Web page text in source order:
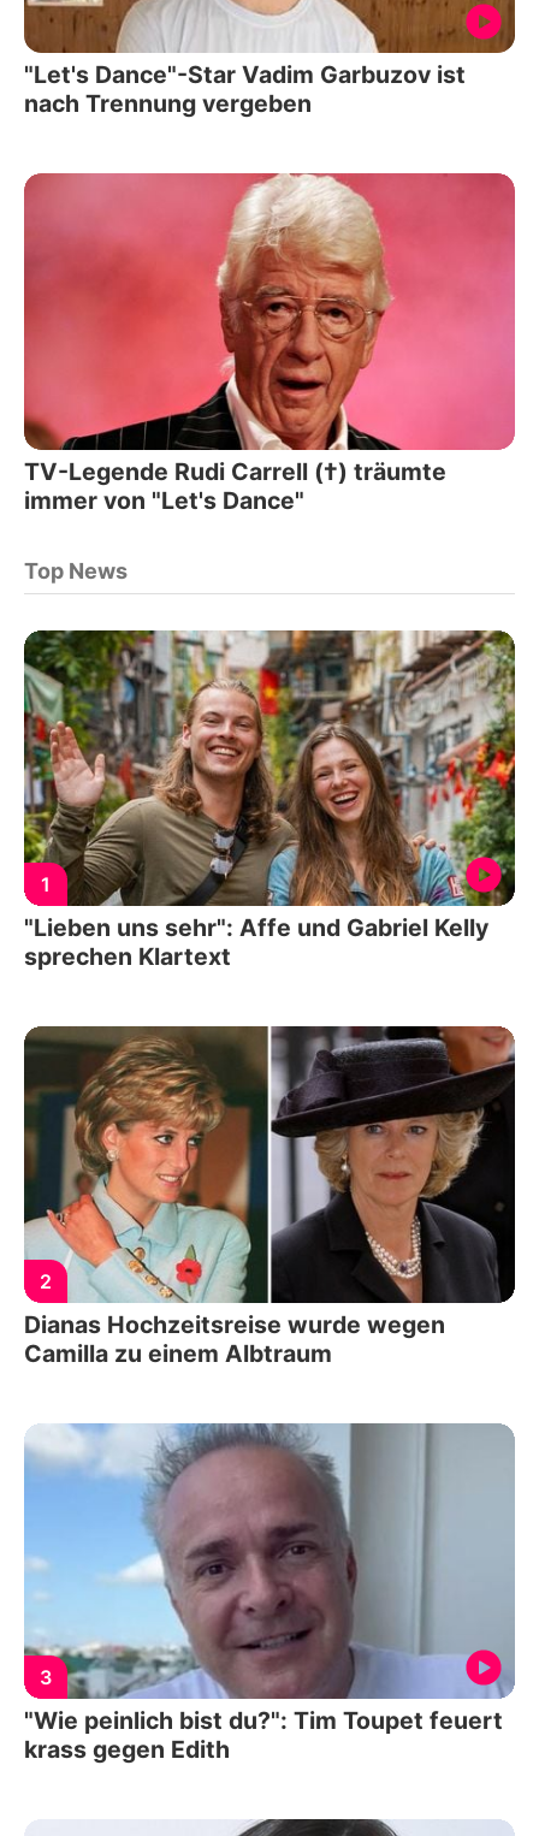
"Let's Dance"-Star Vadim Garbuzov ist
nach Trennung vergeben
TV-Legende Rudi Carrell (†) träumte
immer von "Let's Dance"
Top News
1
"Lieben uns sehr": Affe und Gabriel Kelly
sprechen Klartext
2
Dianas Hochzeitsreise wurde wegen
Camilla zu einem Albtraum
3
"Wie peinlich bist du?": Tim Toupet feuert
krass gegen Edith